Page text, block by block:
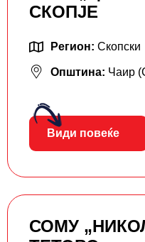
СКОПЈЕ
Регион: Скопски
Општина: Чаир
Види повеќе
СОМУ